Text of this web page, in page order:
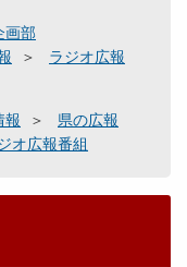
画部
ラジオ広報
報
県の広報
オ広報番組